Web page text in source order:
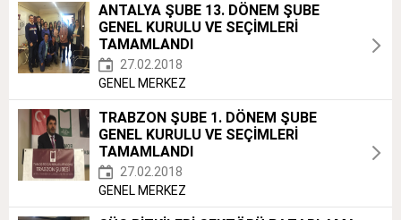
ANTALYA ŞUBE 13. DÖNEM ŞUBE
GENEL KURULU VE SEÇİMLERİ
TAMAMLANDI
27.02.2018
GENEL MERKEZ
TRABZON ŞUBE 1. DÖNEM ŞUBE
GENEL KURULU VE SEÇİMLERİ
TAMAMLANDI
27.02.2018
GENEL MERKEZ